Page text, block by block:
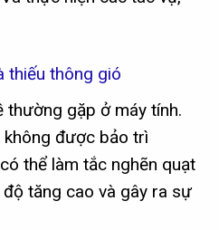
thiếu thông gió
thường gặp ở máy tính.
được bảo trì
thể làm tắc nghẽn quạt
tăng cao và gây ra sự